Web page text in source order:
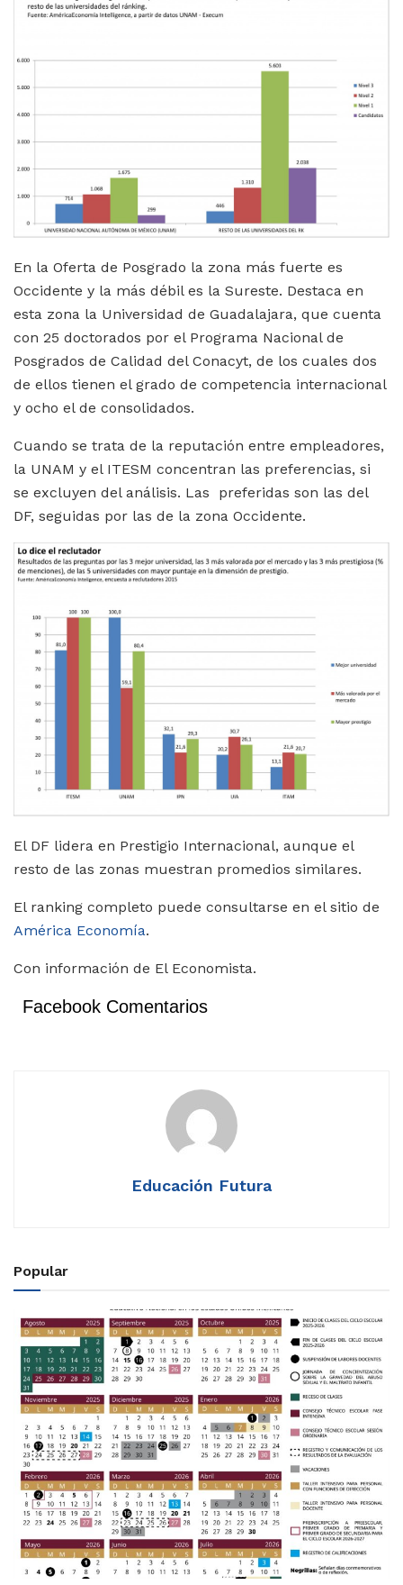
En la Oferta de Posgrado la zona más fuerte es
Occidente y la más débil es la Sureste. Destaca en
esta zona la Universidad de Guadalajara, que cuenta
con 25 doctorados por el Programa Nacional de
Posgrados de Calidad del Conacyt, de los cuales dos
de ellos tienen el grado de competencia internacional
y ocho el de consolidados.
Cuando se trata de la reputación entre empleadores,
la UNAM y el ITESM concentran las preferencias, si
se excluyen del análisis. Las preferidas son las del
DF, seguidas por las de la zona Occidente.
El DF lidera en Prestigio Internacional, aunque el
resto de las zonas muestran promedios similares.
El ranking completo puede consultarse en el sitio de
América Economía.
Con información de El Economista.
Facebook Comentarios
Educación Futura
Popular